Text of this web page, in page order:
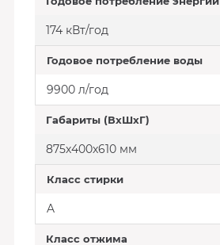
174 кВт/год
Годовое потребление воды
9900 л/год
Габариты (ВхШхГ)
875х400x610 мм
Класс стирки
A
Класс отжима